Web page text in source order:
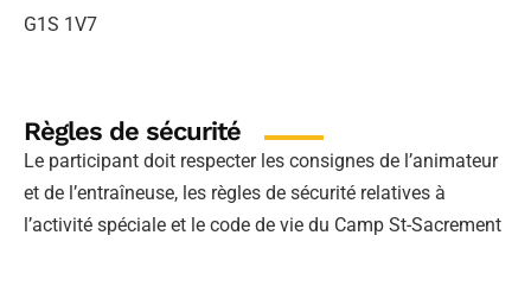
G1S 1V7
Règles de sécurité
Le participant doit respecter les consignes de l’animateur
et de l’entraîneuse, les règles de sécurité relatives à
l’activité spéciale et le code de vie du Camp St-Sacrement